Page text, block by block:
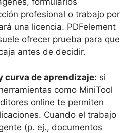
profesional o trabajo por
una licencia. PDFelement
ofrecer prueba para que
antes de decidir.
curva de aprendizaje: si
como MiniTool
online te permiten
Cuando el trabajo
(p. ej., documentos